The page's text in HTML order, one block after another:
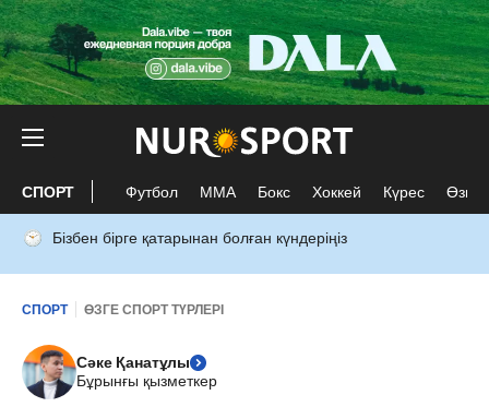
СПОРТ Футбол ММА Бокс Хоккей Күрес Өзге
Бізбен бірге қатарынан болған күндеріңіз
СПОРТ ӨЗГЕ СПОРТ ТҮРЛЕРІ
Сәке Қанатұлы
Бұрынғы қызметкер